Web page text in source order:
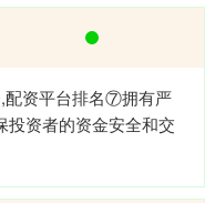
配资平台排名⑦拥有严
投资者的资金安全和交